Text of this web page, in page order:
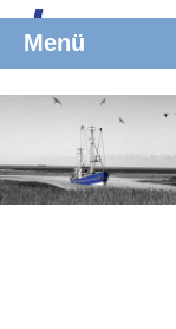
Menü